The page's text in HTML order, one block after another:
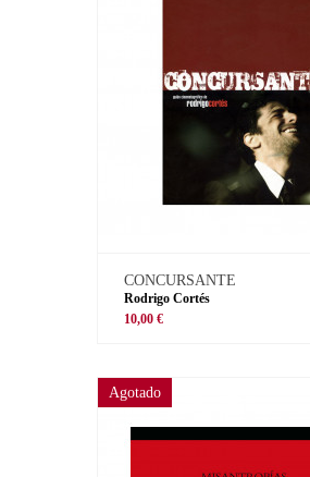
CONCURSANTE
Rodrigo Cortés
10,00 €
Agotado